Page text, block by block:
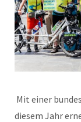
Mit einer
diesem Jahr